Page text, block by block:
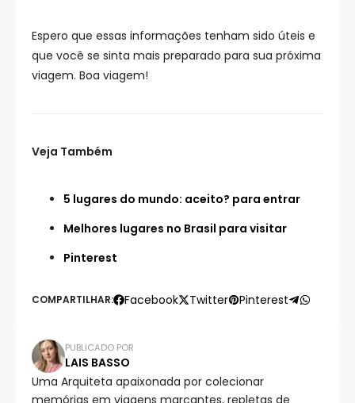
Espero que essas informações tenham sido úteis e
que você se sinta mais preparado para sua próxima
viagem. Boa viagem!
Veja Também
5 lugares do mundo: aceito? para entrar
Melhores lugares no Brasil para visitar
Pinterest
COMPARTILHAR: Facebook Twitter Pinterest
PUBLICADO POR
LAIS BASSO
Uma Arquiteta apaixonada por colecionar
memórias em viagens marcantes, repletas de